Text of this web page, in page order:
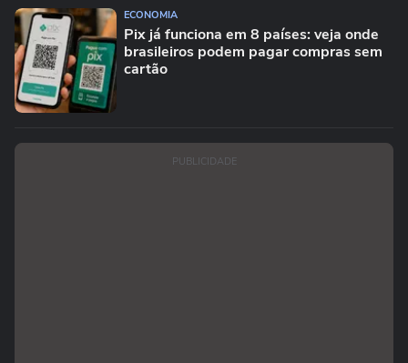
ECONOMIA
Pix já funciona em 8 países: veja onde
brasileiros podem pagar compras sem
cartão
PUBLICIDADE